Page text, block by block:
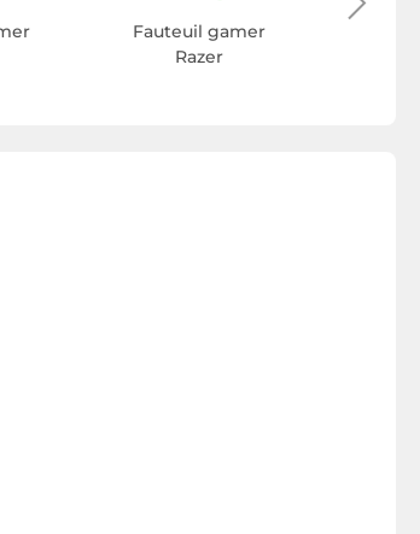
Fauteuil gamer
Razer